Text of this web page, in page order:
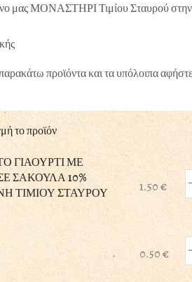
1.50 €
μας ΜΟΝΑΣΤΗΡΙ Τιμίου Σταυρού στην
προϊόντα και τα υπόλοιπα
το προϊόν
ΓΙΑΟΥΡΤΙ ΜΕ
ΣΑΚΟΥΛΑ 10%
ΤΙΜΙΟΥ ΣΤΑΥΡΟΥ
1.50€
0.50€